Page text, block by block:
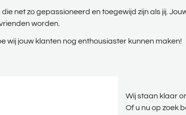
die net zo gepassioneerd en toegewijd zijn als jij.
worden.
wij jouw klanten nog enthousiaster kunnen maken!
Wij staan klaar
Of u nu op zoek